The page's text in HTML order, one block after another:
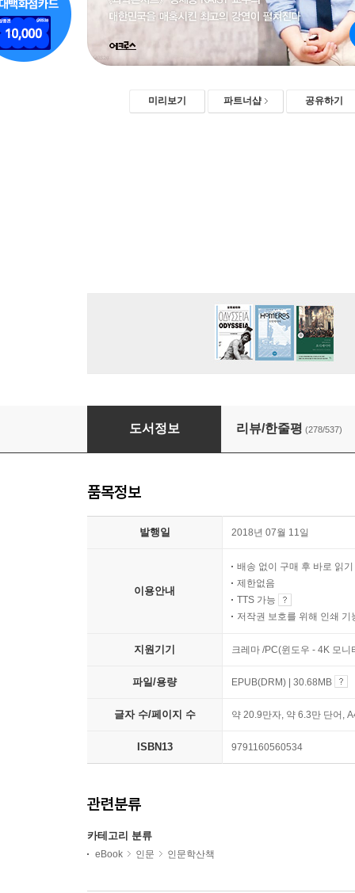
미리보기 파트너샵 공유하기
열두 발자국
도서정보 리뷰/한줄평 (278/537)
품목정보
발행일 2018년 07월 11일
이용안내
배송 없이 구매 후 바로 읽기
제한없음
TTS 가능
저작권 보호를 위해 인쇄 기
지원기기 크레마 /PC(윈도우 - 4K 모
파일/용량 EPUB(DRM) | 30.68MB
글자 수/페이지 수 약 20.9만자, 약 6.3만 단어,
ISBN13 9791160560534
관련분류
카테고리 분류
eBook 인문 인문학산책